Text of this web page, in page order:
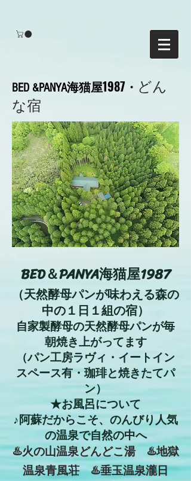
BED &PANYA海猫屋1987・ どん
な宿
BED＆PANYA海猫屋1987
（天然酵母パンが味わえる森の
中の１日１組の宿）
自家製酵母の天然酵母パンが毎
朝焼き上がってます
（パン工房ラヴィ・イートイン
スペース有・珈琲と焼きたてパ
ン）
★お風呂について
♪阿蘇だからこそ、のんびり人気
の温泉で自然の中へ
♨️火の山温泉どんどこ湯 ♨️地獄
温泉青風荘 ♨️垂玉温泉瀧日